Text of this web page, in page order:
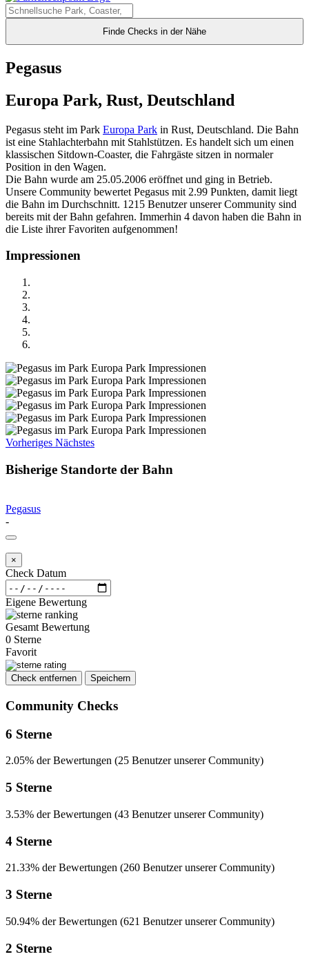
Finde Checks in der Nähe
Pegasus
Europa Park, Rust, Deutschland
Pegasus steht im Park Europa Park in Rust, Deutschland. Die Bahn
ist eine Stahlachterbahn mit Stahlstützen. Es handelt sich um einen
klassischen Sitdown-Coaster, die Fahrgäste sitzen in normaler
Position in den Wagen.
Die Bahn wurde am 25.05.2006 eröffnet und ging in Betrieb.
Unsere Community bewertet Pegasus mit 2.99 Punkten, damit liegt
die Bahn im Durchschnitt. 1215 Benutzer unserer Community sind
bereits mit der Bahn gefahren. Immerhin 4 davon haben die Bahn in
die Liste ihrer Favoriten aufgenommen!
Impressionen
Vorheriges Nächstes
Bisherige Standorte der Bahn
Pegasus
-
×
Check Datum
Eigene Bewertung
Gesamt Bewertung
0 Sterne
Favorit
Check entfernen Speichern
Community Checks
6 Sterne
2.05% der Bewertungen (25 Benutzer unserer Community)
5 Sterne
3.53% der Bewertungen (43 Benutzer unserer Community)
4 Sterne
21.33% der Bewertungen (260 Benutzer unserer Community)
3 Sterne
50.94% der Bewertungen (621 Benutzer unserer Community)
2 Sterne